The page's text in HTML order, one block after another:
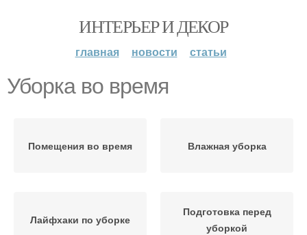
ИНТЕРЬЕР И ДЕКОР
главная новости статьи
Уборка во время
Помещения во время Влажная уборка
Лайфхаки по уборке
Подготовка перед
уборкой